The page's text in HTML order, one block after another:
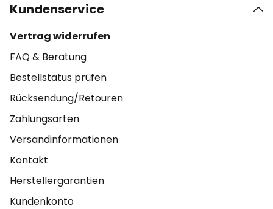
Kundenservice
Vertrag widerrufen
FAQ & Beratung
Bestellstatus prüfen
Rücksendung/Retouren
Zahlungsarten
Versandinformationen
Kontakt
Herstellergarantien
Kundenkonto